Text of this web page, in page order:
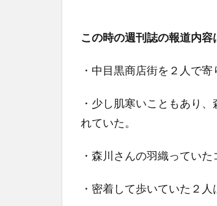
この時の週刊誌の報道内容
・中目黒商店街を２人で寄
・少し肌寒いこともあり
れていた。
・森川さんの羽織ってい
・密着して歩いていた２